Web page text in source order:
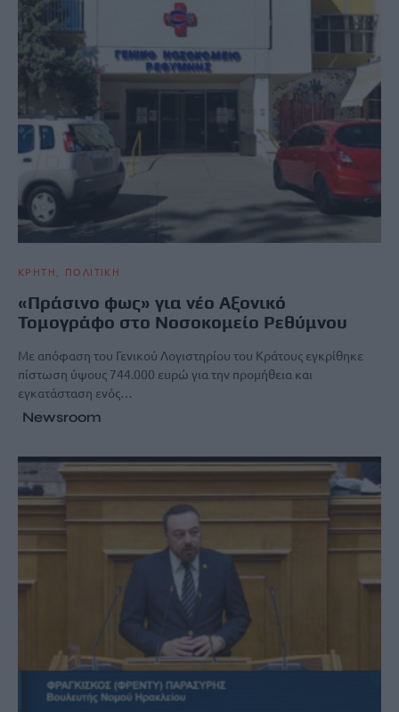
ΚΡΗΤΗ ΠΟΛΙΤΙΚΗ
«Πράσινο φως» για νέο Αξονικό
Τομογράφο στο Νοσοκομείο Ρεθύμνου
Με απόφαση του Γενικού Λογιστηρίου του Κράτους εγκρίθηκε
πίστωση ύψους 744.000 ευρώ για την προμήθεια και
εγκατάσταση ενός…
Newsroom